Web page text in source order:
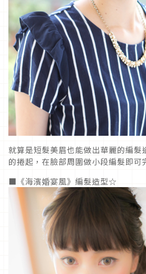
就算是短髮美眉也能做出華麗的編髮
的捲起，在臉部周圍做小段編髮即可
■《海濱婚宴風》編髮造型☆